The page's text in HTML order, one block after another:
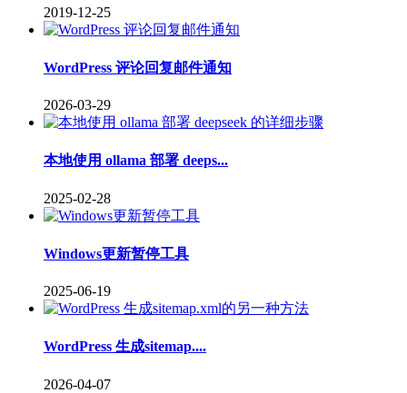
2019-12-25
WordPress 评论回复邮件通知
2026-03-29
本地使用 ollama 部署 deeps...
2025-02-28
Windows更新暂停工具
2025-06-19
WordPress 生成sitemap....
2026-04-07